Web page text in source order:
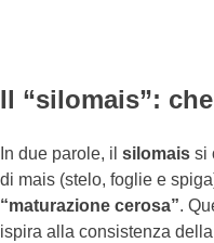
Il “silomais”:
In due parole, il silomais si
di mais (stelo, foglie e
“maturazione cerosa”.
ispira alla consistenza